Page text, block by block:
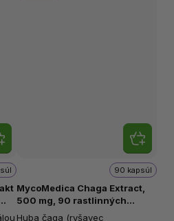
MycoMedica Chaga Extract,
500 mg, 90 rastlinných
kapsúl
90 kapsúl
Huba čaga (ryšavec